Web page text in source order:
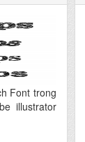
Font trong
illustrator